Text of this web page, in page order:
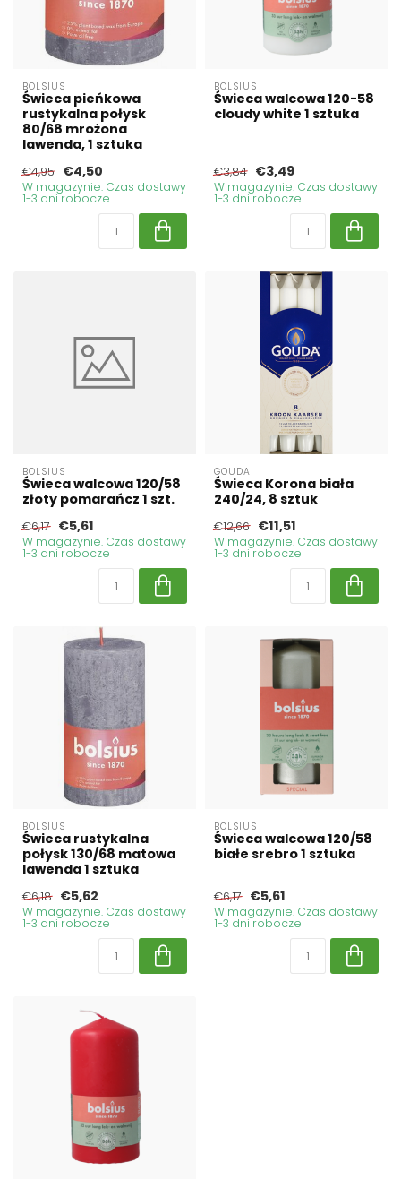
BOLSIUS
Świeca pieńkowa
rustykalna połysk
80/68 mrożona
lawenda, 1 sztuka
€4,95 €4,50
W magazynie. Czas dostawy
1-3 dni robocze
BOLSIUS
Świeca walcowa 120-58
cloudy white 1 sztuka
€3,84 €3,49
W magazynie. Czas dostawy
1-3 dni robocze
BOLSIUS
Świeca walcowa 120/58
złoty pomarańcz 1 szt.
€6,17 €5,61
W magazynie. Czas dostawy
1-3 dni robocze
GOUDA
Świeca Korona biała
240/24, 8 sztuk
€12,66 €11,51
W magazynie. Czas dostawy
1-3 dni robocze
BOLSIUS
Świeca rustykalna
połysk 130/68 matowa
lawenda 1 sztuka
€6,18 €5,62
W magazynie. Czas dostawy
1-3 dni robocze
BOLSIUS
Świeca walcowa 120/58
białe srebro 1 sztuka
€6,17 €5,61
W magazynie. Czas dostawy
1-3 dni robocze